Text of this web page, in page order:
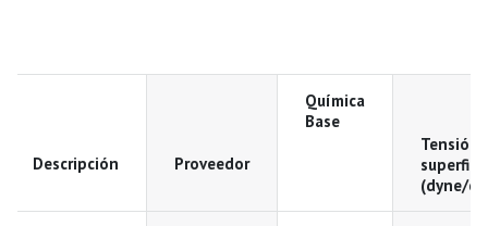
Descripción Proveedor
Química
Base
Tensión
(dyne/